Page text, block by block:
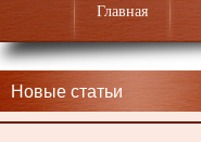
Главная
Новые статьи